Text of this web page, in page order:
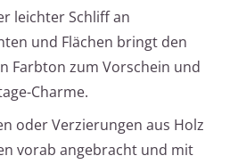
leichter Schliff an
und Flächen bringt den
Farbton zum Vorschein und
Charme.
oder Verzierungen aus Holz
vorab angebracht und mit